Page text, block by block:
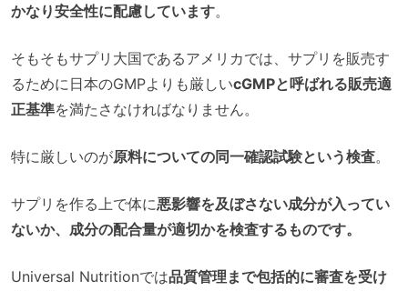
かなり安全性に配慮しています。
そもそもサプリ大国であるアメリカでは、サプリを販売す
るために日本のGMPよりも厳しいcGMPと呼ばれる販売適
正基準を満たさなければなりません。
特に厳しいのが原料についての同一確認試験という検査。
サプリを作る上で体に悪影響を及ぼさない成分が入ってい
ないか、成分の配合量が適切かを検査するものです。
Universal Nutritionでは品質管理まで包括的に審査を受け